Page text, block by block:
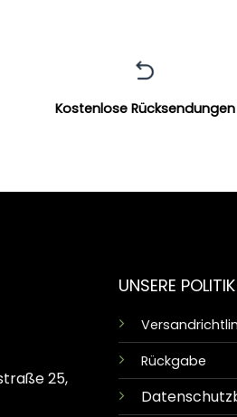
Kostenlose Rücksendungen
25,
UNSERE POLITIK
Rückgabe